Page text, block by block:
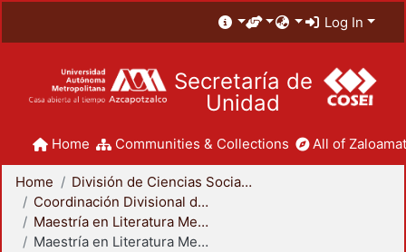
Log In
Secretaría de
Unidad
Home Communities & Collections All of
Home
División de Ciencias Sociales y Humanidades
Coordinación Divisional de Posgrado
Maestría en Literatura Mexicana Contemporánea
Maestría en Literatura Mexicana Contemporánea